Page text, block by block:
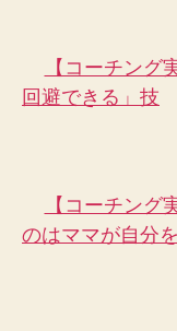
【コーチン
回避できる」技
【コーチン
のはママが自分